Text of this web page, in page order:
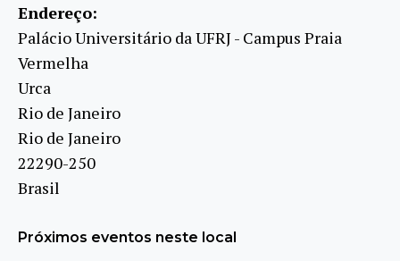
Endereço:
Palácio Universitário da UFRJ - Campus Praia
Vermelha
Urca
Rio de Janeiro
Rio de Janeiro
22290-250
Brasil
Próximos eventos neste local